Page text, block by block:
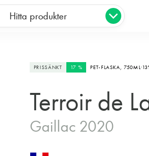
Hitta produkter
PRISSÄNKT 17 % PET-FLASKA,750ML
Terroir de
Gaillac 2020